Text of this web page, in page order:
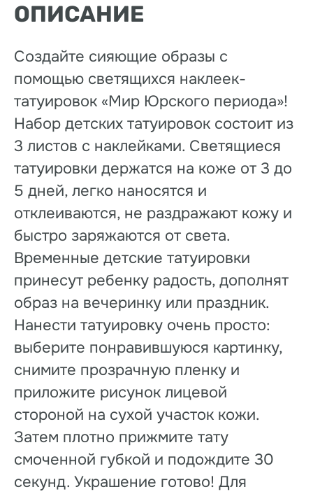
ОПИСАНИЕ
Создайте сияющие образы с
помощью светящихся наклеек-
татуировок «Мир Юрского периода»!
Набор детских татуировок состоит из
3 листов с наклейками. Светящиеся
татуировки держатся на коже от 3 до
5 дней, легко наносятся и
отклеиваются, не раздражают кожу и
быстро заряжаются от света.
Временные детские татуировки
принесут ребенку радость, дополнят
образ на вечеринку или праздник.
Нанести татуировку очень просто:
выберите понравившуюся картинку,
снимите прозрачную пленку и
приложите рисунок лицевой
стороной на сухой участок кожи.
Затем плотно прижмите тату
смоченной губкой и подождите 30
секунд. Украшение готово! Для